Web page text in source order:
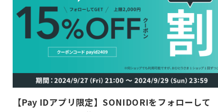
【Pay IDアプリ限定】SONIDORIをフォローして